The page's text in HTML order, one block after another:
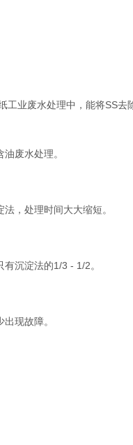
业废水处理中，能将SS去
废水处理。
，处理时间大大缩短。
沉淀法的1/3 - 1/2。
现故障。